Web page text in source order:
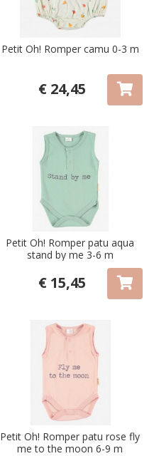
Petit Oh! Romper camu 0-3 m
€ 24,45
Petit Oh! Romper patu aqua
stand by me 3-6 m
€ 15,45
Petit Oh! Romper patu rose fly
me to the moon 6-9 m